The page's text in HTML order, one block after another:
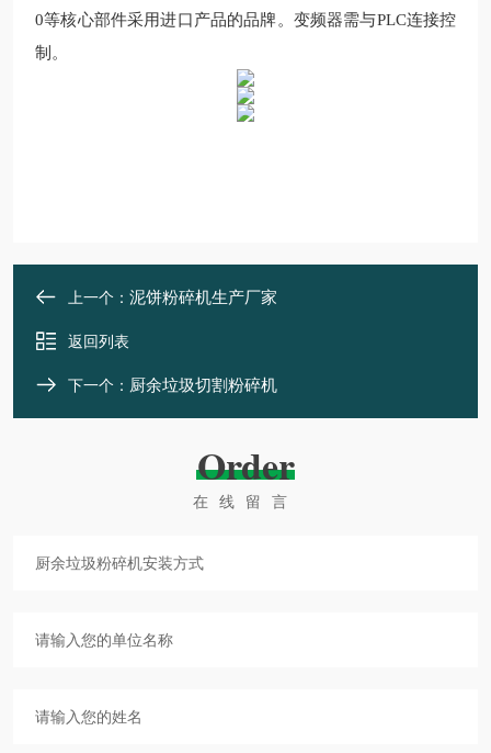
0等核心部件采用进口产品的品牌。变频器需与PLC连接控
制。
上一个： 泥饼粉碎机生产厂家
返回列表
下一个： 厨余垃圾切割粉碎机
Order
在线留言